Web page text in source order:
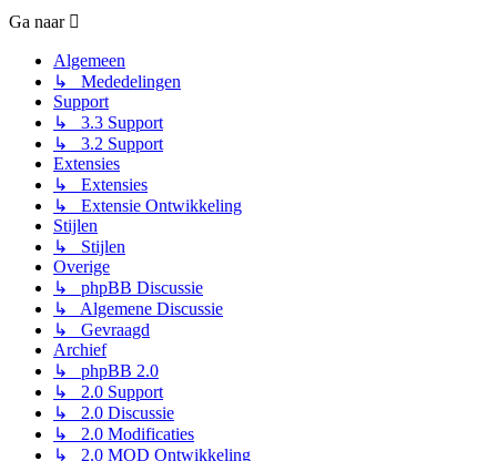
Ga naar
Algemeen
↳ Mededelingen
Support
↳ 3.3 Support
↳ 3.2 Support
Extensies
↳ Extensies
↳ Extensie Ontwikkeling
Stijlen
↳ Stijlen
Overige
↳ phpBB Discussie
↳ Algemene Discussie
↳ Gevraagd
Archief
↳ phpBB 2.0
↳ 2.0 Support
↳ 2.0 Discussie
↳ 2.0 Modificaties
↳ 2.0 MOD Ontwikkeling